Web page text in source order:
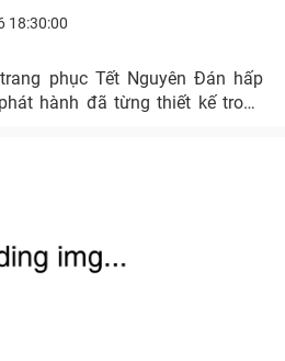
18:30:00
phục Tết Nguyên Đán hấp
hành đã từng thiết kế trong